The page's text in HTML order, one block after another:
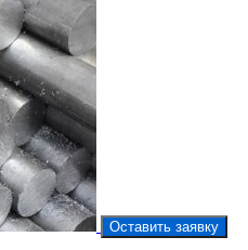
Оставить заявку